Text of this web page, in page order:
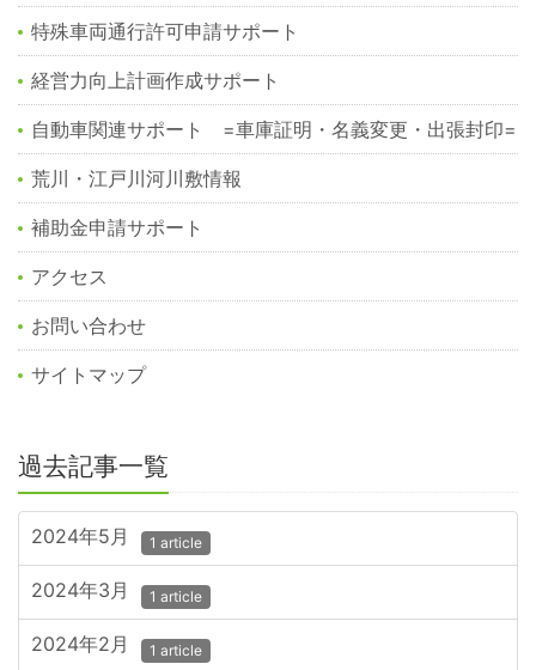
特殊車両通行許可申請サポート
経営力向上計画作成サポート
自動車関連サポート =車庫証明・名義変更・出張封印=
荒川・江戸川河川敷情報
補助金申請サポート
アクセス
お問い合わせ
サイトマップ
過去記事一覧
2024年5月 1 article
2024年3月 1 article
2024年2月 1 article